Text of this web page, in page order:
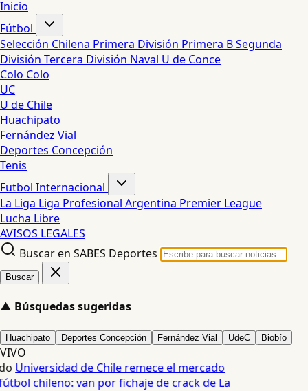
Inicio
Fútbol
Selección Chilena Primera División Primera BSegunda
División Tercera División Naval U de Conce
Colo Colo
UC
U de Chile
Huachipato
Fernández Vial
Deportes Concepción
Tenis
Futbol Internacional
La Liga Liga Profesional Argentina Premier League
Lucha Libre
AVISOS LEGALES
Buscar en SABES Deportes
Buscar
▲ Búsquedas sugeridas
Huachipato Deportes Concepción Fernández Vial UdeC Biobío
VIVO
Universidad de Chile remece el mercado
chileno: van por fichaje de crack de La